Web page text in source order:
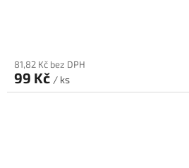
81,82 Kč bez DPH
99 Kč / ks